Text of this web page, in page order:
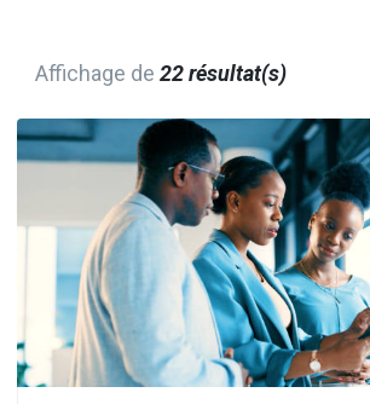
Affichage de 22 résultat(s)